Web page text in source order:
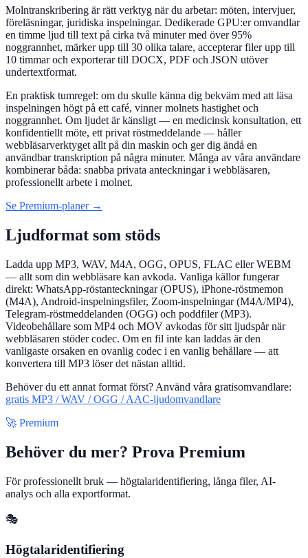
Molntranskribering är rätt verktyg när du arbetar: möten, intervjuer,
föreläsningar, juridiska inspelningar. Dedikerade GPU:er omvandlar
en timme ljud till text på cirka två minuter med över 95%
noggrannhet, märker upp till 30 olika talare, accepterar filer upp till
10 timmar och exporterar till DOCX, PDF och JSON utöver
undertextformat.
En praktisk tumregel: om du skulle känna dig bekväm med att läsa
inspelningen högt på ett café, vinner molnets hastighet och
noggrannhet. Om ljudet är känsligt — en medicinsk konsultation, ett
konfidentiellt möte, ett privat röstmeddelande — håller
webbläsarverktyget allt på din maskin och ger dig ändå en
användbar transkription på några minuter. Många av våra användare
kombinerar båda: snabba privata anteckningar i webbläsaren,
professionellt arbete i molnet.
Se Premium-planer →
Ljudformat som stöds
Ladda upp MP3, WAV, M4A, OGG, OPUS, FLAC eller WEBM
— allt som din webbläsare kan avkoda. Vanliga källor fungerar
direkt: WhatsApp-röstanteckningar (OPUS), iPhone-röstmemon
(M4A), Android-inspelningsfiler, Zoom-inspelningar (M4A/MP4),
Telegram-röstmeddelanden (OGG) och poddfiler (MP3).
Videobehållare som MP4 och MOV avkodas för sitt ljudspår när
webbläsaren stöder codec. Om en fil inte kan laddas är den
vanligaste orsaken en ovanlig codec i en vanlig behållare — att
konvertera till MP3 löser det nästan alltid.
Behöver du ett annat format först? Använd våra gratisomvandlare:
gratis MP3 / WAV / OGG / AAC-ljudomvandlare
🚀 Premium
Behöver du mer? Prova Premium
För professionellt bruk — högtalaridentifiering, långa filer, AI-
analys och alla exportformat.
🎭
Högtalaridentifiering